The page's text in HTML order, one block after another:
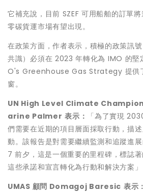
它補充說，目前 SZEF 可用船舶的訂單
零碳貨運市場有望出現。
在政策方面，作者表示，積極的政策訊
共識）必須在 2023 年轉化為 IMO 的堅
O's Greenhouse Gas Strategy 提供
窗。
UN High Level Climate
arine Palmer 表示：
「為了實現
們需要在近期的項目層面採取行動，描
動。該報告是對需要繼續監測和追蹤進
7 前夕，這是一個重要的里程碑，標誌
這些承諾和宣言轉化為行動和解決方案」
UMAS 顧問 Domagoj Baresic 表示：